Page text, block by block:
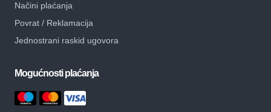
Načini plaćanja
Povrat / Reklamacija
Jednostrani raskid ugovora
Mogućnosti plaćanja